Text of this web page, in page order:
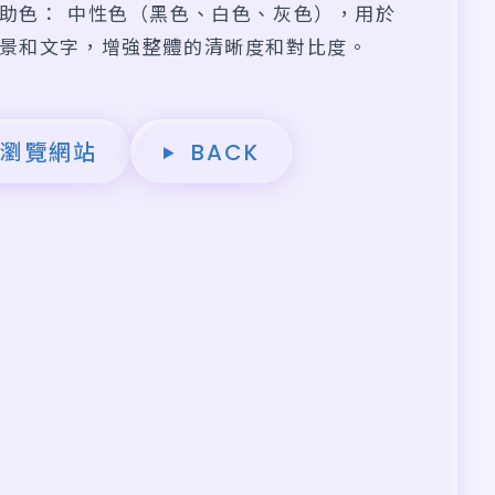
色： 中性色（黑色、白色、灰色），用於
和文字，增強整體的清晰度和對比度。
瀏覽網站 BACK